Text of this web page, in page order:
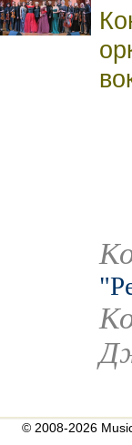
© 2008-2026